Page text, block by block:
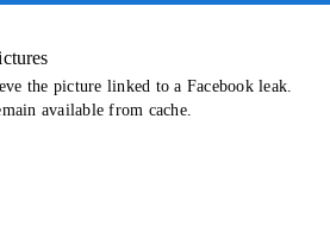
the picture linked to a Facebook leak.
available from cache.